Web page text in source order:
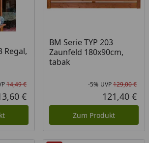
Regal,
Rabatt in Prozent
Ursprünglicher Preis
14,49 €
Aktueller Preis
€
BM Serie TYP 203
Zaunfeld 180x90cm,
tabak
-5% UVP129,00 €
121,40 €
Zum Produkt